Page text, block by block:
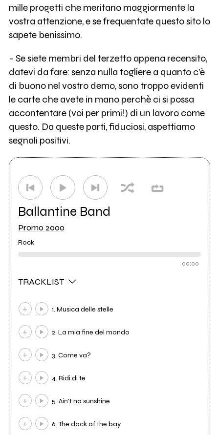
mille progetti che meritano maggiormente la
vostra attenzione, e se frequentate questo sito lo
sapete benissimo.
- Se siete membri del terzetto appena recensito,
datevi da fare: senza nulla togliere a quanto c'è
di buono nel vostro demo, sono troppo evidenti
le carte che avete in mano perchè ci si possa
accontentare (voi per primi!) di un lavoro come
questo. Da queste parti, fiduciosi, aspettiamo
segnali positivi.
Ballantine Band
Promo 2000
Rock
00:00
TRACKLIST
1. Musica delle stelle
2. La mia fine del mondo
3. Come va?
4. Ridi di te
5. Ain't no sunshine
6. The dock of the bay